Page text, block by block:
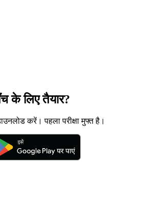
के लिए तैयार?
करें। पहला परीक्षा मुफ्त है।